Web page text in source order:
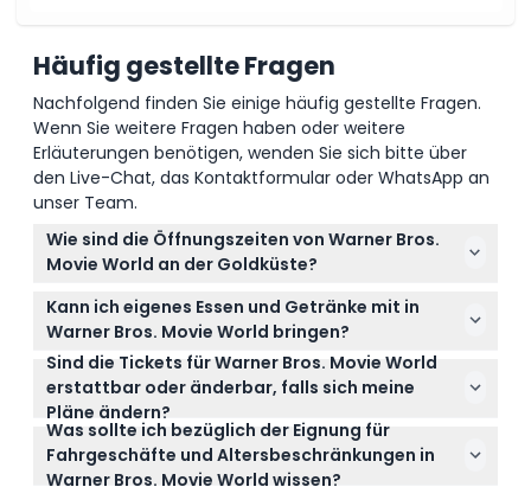
Häufig gestellte Fragen
Nachfolgend finden Sie einige häufig gestellte Fragen.
Wenn Sie weitere Fragen haben oder weitere
Erläuterungen benötigen, wenden Sie sich bitte über
den Live-Chat, das Kontaktformular oder WhatsApp an
unser Team.
Wie sind die Öffnungszeiten von Warner Bros.
Movie World an der Goldküste?
Der Park öffnet typischerweise von 9:30 Uhr bis
17:00 Uhr, die Fahrgeschäfte sind von 10:00 Uhr bis
17:00 Uhr in Betrieb. Beachten Sie, dass die
Öffnungszeiten saisonal variieren können und an
Weihnachten sowie am Anzac Day geschlossen ist
(Änderungen vorbehalten – bitte bestätigen Sie
dies zum Zeitpunkt der Buchung).
Kann ich eigenes Essen und Getränke mit in
Warner Bros. Movie World bringen?
Außerhalb mitgebrachte Speisen und Getränke sind
grundsätzlich nicht erlaubt, außer für Säuglinge und
aus besonderen medizinischen Gründen.
Sind die Tickets für Warner Bros. Movie World
erstattbar oder änderbar, falls sich meine
Pläne ändern?
Tickets sind nicht erstattbar und können nach dem
Kauf weder geändert noch erneut validiert werden.
Was sollte ich bezüglich der Eignung für
Fahrgeschäfte und Altersbeschränkungen in
Warner Bros. Movie World wissen?